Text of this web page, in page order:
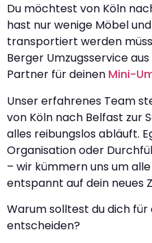
Du möchtest von Köln
hast nur wenige Möbel
transportiert werden
Berger Umzugsservice
Partner für deinen Mini-
Unser erfahrenes Team
von Köln nach Belfast zur
alles reibungslos abläuft.
Organisation oder
– wir kümmern uns um
entspannt auf dein neues
Warum solltest du dich
entscheiden?